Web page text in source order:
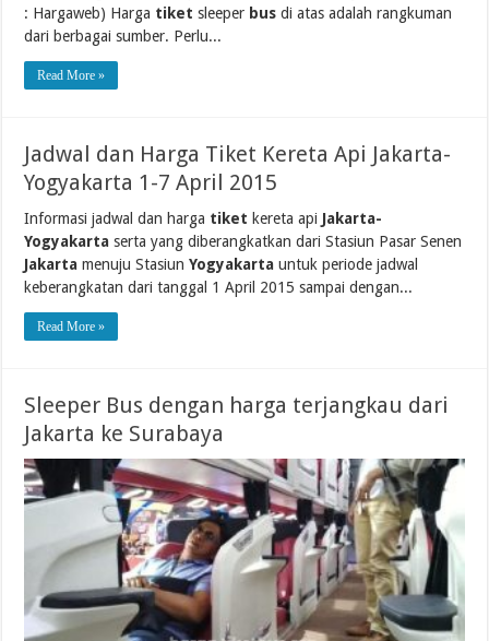
: Hargaweb) Harga tiket sleeper bus di atas adalah rangkuman
dari berbagai sumber. Perlu...
Read More »
Jadwal dan Harga Tiket Kereta Api Jakarta-
Yogyakarta 1-7 April 2015
Informasi jadwal dan harga tiket kereta api Jakarta-
Yogyakarta serta yang diberangkatkan dari Stasiun Pasar Senen
Jakarta menuju StasiunYogyakarta untuk periode jadwal
keberangkatan dari tanggal 1 April 2015 sampai dengan...
Read More »
Sleeper Bus dengan harga terjangkau dari
Jakarta ke Surabaya